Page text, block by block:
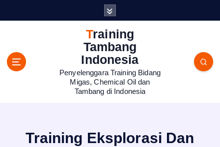
Training
Tambang
Indonesia
Penyelenggara Training Bidang
Migas, Chemical Oil dan
Tambang di Indonesia
Training Eksplorasi Dan